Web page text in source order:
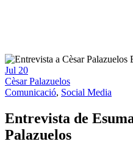
Jul 20
Cèsar Palazuelos
Comunicació, Social Media
Entrevista de
Palazuelos